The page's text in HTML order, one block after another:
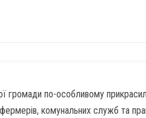
громади по-особливому
фермерів, комунальних служб та